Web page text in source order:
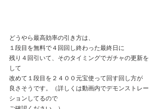
どうやら最高効率の引き方は、
１段目を無料で４回回し終わった最終日に
残り４回引いて、そのタイミングでガチャの更新を
して
改めて１段目を２４００元宝使って回す回し方が
良さそうです。（詳しくは動画内でデモンストレー
ションしてるので